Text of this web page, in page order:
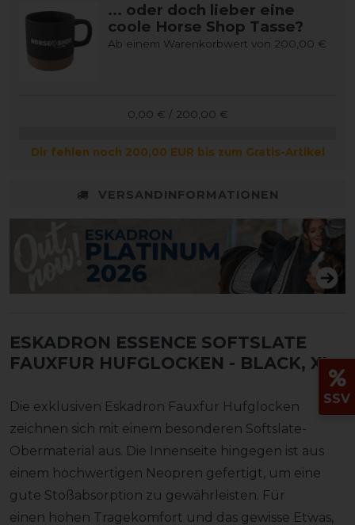
... oder doch lieber eine
coole Horse Shop Tasse?
Ab einem Warenkorbwert von 200,00 €
0,00 € / 200,00 €
Dir fehlen noch 200,00 EUR bis zum Gratis-Artikel
VERSANDINFORMATIONEN
ESKADRON ESSENCE SOFTSLATE
FAUXFUR HUFGLOCKEN - BLACK, XL
Die exklusiven Eskadron Fauxfur Hufglocken
zeichnen sich mit einem besonderen Softslate-
Obermaterial aus. Die Innenseite hingegen ist aus
einem hochwertigen Neopren gefertigt, um eine
gute Stoßabsorption zu gewährleisten. Für
einen hohen Tragekomfort und das gewisse Etwas,
SSV